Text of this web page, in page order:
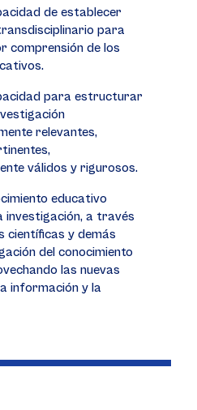
de establecer
para
comprensión de los
para estructurar
relevantes,
válidos y rigurosos.
educativo
investigación, a través
científicas y demás
del conocimiento
las nuevas
información y la